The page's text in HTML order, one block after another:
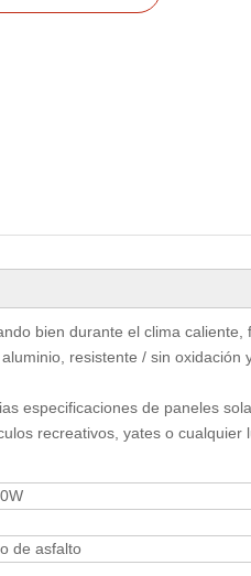
bien durante el clima caliente,
resistente / sin oxidación
especificaciones de paneles
recreativos, yates o cualquier
de asfalto